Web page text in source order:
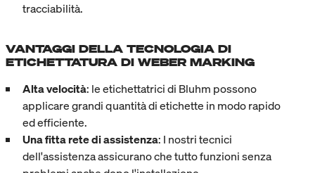
tracciabilità.
VANTAGGI DELLA TECNOLOGIA DI
ETICHETTATURA DI WEBER MARKING
Alta velocità: le etichettatrici di Bluhm possono
applicare grandi quantità di etichette in modo rapido
ed efficiente.
Una fitta rete di assistenza: I nostri tecnici
dell'assistenza assicurano che tutto funzioni senza